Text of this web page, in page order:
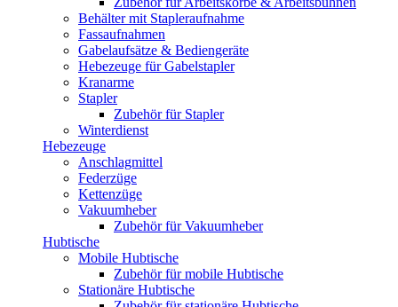
Behälter mit Stapleraufnahme
Fassaufnahmen
Gabelaufsätze & Bediengeräte
Hebezeuge für Gabelstapler
Kranarme
Stapler
Zubehör für Stapler
Winterdienst
Hebezeuge
Anschlagmittel
Federzüge
Kettenzüge
Vakuumheber
Zubehör für Vakuumheber
Hubtische
Mobile Hubtische
Zubehör für mobile Hubtische
Stationäre Hubtische